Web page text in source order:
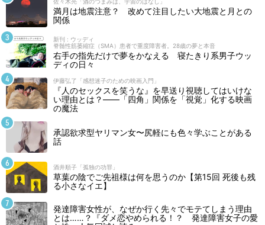
満月は地震注意？ 改めて注目したい大地震と月との
関係
新刊 : ウッディ
脊髄性筋萎縮症（SMA）患者で重度障害者。28歳の夢と本音
右手の指先だけで夢をかなえる 寝たきり系男子ウッ
ディの日々
伊藤弘了「感想迷子のための映画入門」
『人のセックスを笑うな』を早送り視聴してはいけな
い理由とは？――「四角」関係を「視覚」化する映画
の魔法
承認欲求型ヤリマン女〜尻軽にも色々学ぶことがある
話
酒井順子「孤独の功罪」
草葉の陰でご先祖様は何を思うのか【第15回 死後も残
る小さなイエ】
発達障害女性が、なぜか行く先々でモテてしまう理由
とは……？『ダメ恋やめられる！？ 発達障害女子の愛